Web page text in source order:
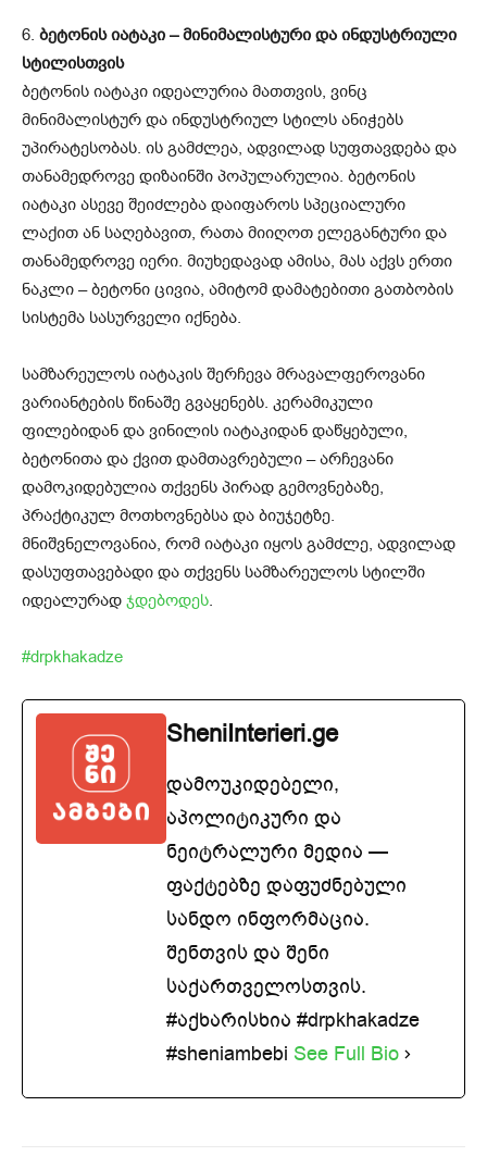
6. ბეტონის იატაკი – მინიმალისტური და ინდუსტრიული
სტილისთვის
ბეტონის იატაკი იდეალურია მათთვის, ვინც
მინიმალისტურ და ინდუსტრიულ სტილს ანიჭებს
უპირატესობას. ის გამძლეა, ადვილად სუფთავდება და
თანამედროვე დიზაინში პოპულარულია. ბეტონის
იატაკი ასევე შეიძლება დაიფაროს სპეციალური
ლაქით ან საღებავით, რათა მიიღოთ ელეგანტური და
თანამედროვე იერი. მიუხედავად ამისა, მას აქვს ერთი
ნაკლი – ბეტონი ცივია, ამიტომ დამატებითი გათბობის
სისტემა სასურველი იქნება.
სამზარეულოს იატაკის შერჩევა მრავალფეროვანი
ვარიანტების წინაშე გვაყენებს. კერამიკული
ფილებიდან და ვინილის იატაკიდან დაწყებული,
ბეტონითა და ქვით დამთავრებული – არჩევანი
დამოკიდებულია თქვენს პირად გემოვნებაზე,
პრაქტიკულ მოთხოვნებსა და ბიუჯეტზე.
მნიშვნელოვანია, რომ იატაკი იყოს გამძლე, ადვილად
დასუფთავებადი და თქვენს სამზარეულოს სტილში
იდეალურად ჯდებოდეს.
#drpkhakadze
SheniInterieri.ge
დამოუკიდებელი,
აპოლიტიკური და
ნეიტრალური მედია —
ფაქტებზე დაფუძნებული
სანდო ინფორმაცია.
შენთვის და შენი
საქართველოსთვის.
#აქხარისხია #drpkhakadze
#sheniambebi See Full Bio